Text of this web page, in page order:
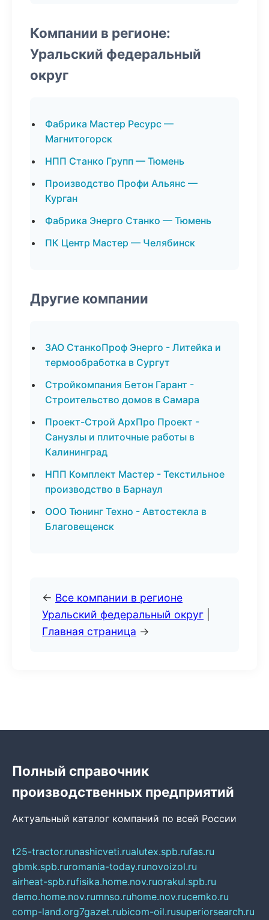
Компании в регионе:
Уральский федеральный
округ
Фабрика Мастер Ресурс —
Магнитогорск
НПП Станко Групп — Тюмень
Производство Профи Альянс —
Курган
Фабрика Энерго Станко — Тюмень
ПК Центр Мастер — Челябинск
Другие компании
ЗАО СтанкоПроф Энерго - Литейка и
термообработка в Сургут
Стройкомпания Бетон Гарант -
Строительство домов в Самара
Проект-Строй АрхПро Проект -
Санузлы и плиточные работы в
Калининград
НПП Комплект Мастер - Текстильное
производство в Барнаул
ООО Тюнинг Техно - Автостекла в
Благовещенск
← Все компании в регионе
Уральский федеральный округ
Главная страница →
Полный справочник
производственных предприятий
Актуальный каталог компаний по всей России
t25-tractor.runashicveti.rualutex.spb.rufas.ru
gbmk.spb.ruromania-today.runovoizol.ru
airheat-spb.rufisika.home.nov.ruorakul.spb.ru
demo.home.nov.rumnso.ruhome.nov.rucemko.ru
comp-land.org7gazet.rubicom-oil.rusuperiorsearch.ru